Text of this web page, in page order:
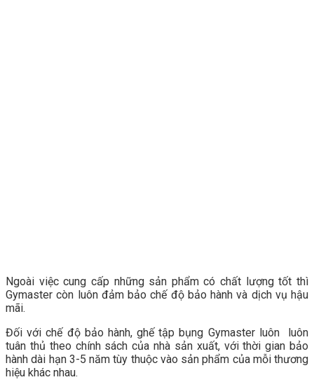
Ngoài việc cung cấp những sản phẩm có chất lượng tốt thì
Gymaster còn luôn đảm bảo chế độ bảo hành và dịch vụ hậu
mãi.
Đối với chế độ bảo hành, ghế tập bụng Gymaster luôn luôn
tuân thủ theo chính sách của nhà sản xuất, với thời gian bảo
hành dài hạn 3-5 năm tùy thuộc vào sản phẩm của mỗi thương
hiệu khác nhau.